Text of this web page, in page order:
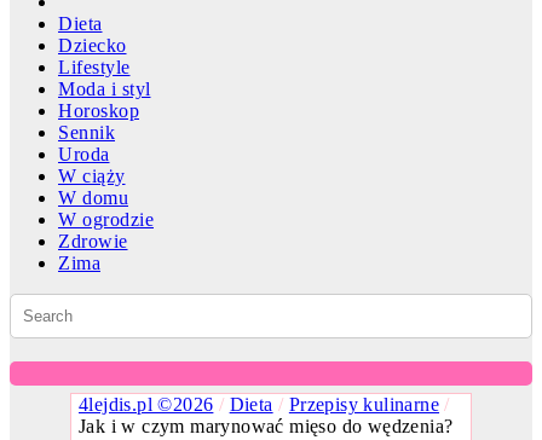
Dieta
Dziecko
Lifestyle
Moda i styl
Horoskop
Sennik
Uroda
W ciąży
W domu
W ogrodzie
Zdrowie
Zima
4lejdis.pl ©2026 / Dieta / Przepisy kulinarne /
Jak i w czym marynować mięso do wędzenia?